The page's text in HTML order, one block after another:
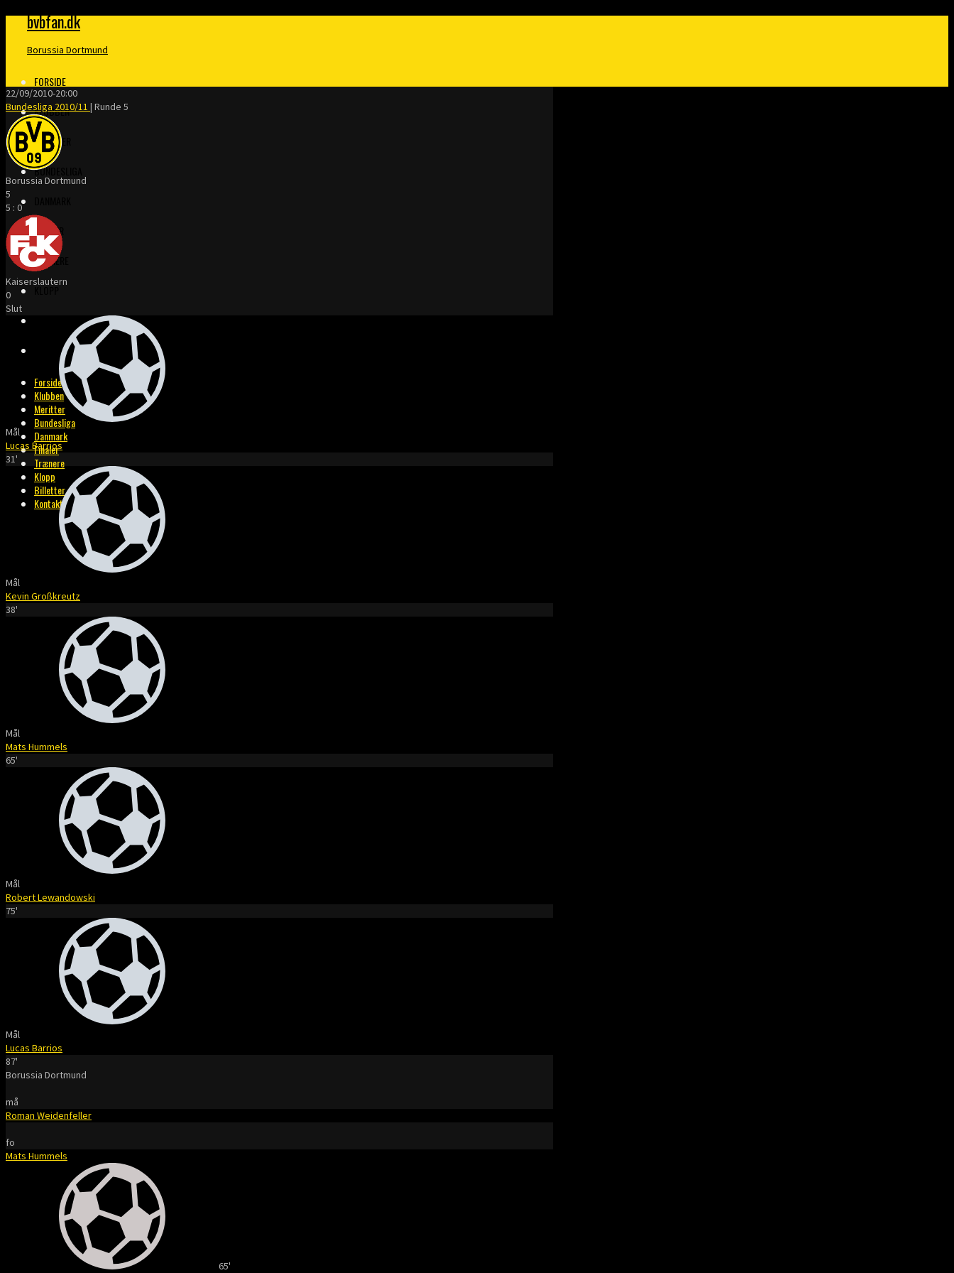
bvbfan.dk
Borussia Dortmund
FORSIDE
KLUBBEN
MERITTER
BUNDESLIGA
FINALER
TRÆNERE
KONTAKT
Forside
Klubben
Meritter
Bundesliga
Danmark
Finaler
Trænere
Klopp
Billetter
Kontakt
22/09/2010-20:00
Bundesliga 2010/11 | Runde 5
Borussia Dortmund
5
5 : 0
Kaiserslautern
0
Slut
Mål
Lucas Barrios
31'
Mål
Kevin Großkreutz
38'
Mål
Mats Hummels
65'
Mål
Robert Lewandowski
75'
Mål
Lucas Barrios
87'
Borussia Dortmund
må
Roman Weidenfeller
fo
Mats Hummels
65'